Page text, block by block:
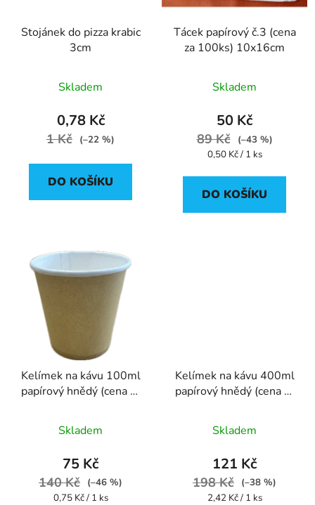
Stojánek do pizza krabic
3cm
Skladem
0,78 Kč
1 Kč (–22 %)
DO KOŠÍKU
Tácek papírový č.3 (cena
za 100ks) 10x16cm
Skladem
50 Kč
89 Kč
(–43 %)
Měrná
0,50 Kč / 1 ks
DO KOŠÍKU
Kelímek na kávu 100ml
papírový hnědý (cena za
Skladem
75 Kč
140 Kč
(–46 %)
Měrná
0,75 Kč / 1 ks
Kelímek na kávu 400ml
papírový hnědý (cena za
Skladem
121 Kč
198 Kč
(–38 %)
Měrná
2,42 Kč / 1 ks